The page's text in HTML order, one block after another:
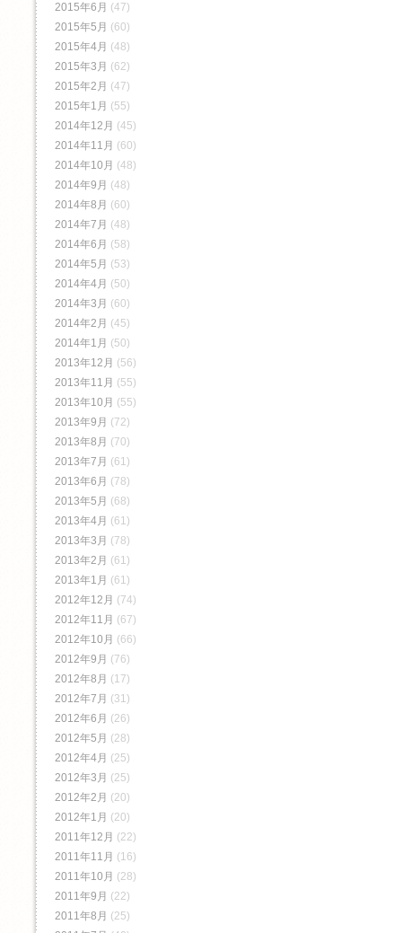
2015年6月 (47)
2015年5月 (60)
2015年4月 (48)
2015年3月 (62)
2015年2月 (47)
2015年1月 (55)
2014年12月 (45)
2014年11月 (60)
2014年10月 (48)
2014年9月 (48)
2014年8月 (60)
2014年7月 (48)
2014年6月 (58)
2014年5月 (53)
2014年4月 (50)
2014年3月 (60)
2014年2月 (45)
2014年1月 (50)
2013年12月 (56)
2013年11月 (55)
2013年10月 (55)
2013年9月 (72)
2013年8月 (70)
2013年7月 (61)
2013年6月 (78)
2013年5月 (68)
2013年4月 (61)
2013年3月 (78)
2013年2月 (61)
2013年1月 (61)
2012年12月 (74)
2012年11月 (67)
2012年10月 (66)
2012年9月 (76)
2012年8月 (17)
2012年7月 (31)
2012年6月 (26)
2012年5月 (28)
2012年4月 (25)
2012年3月 (25)
2012年2月 (20)
2012年1月 (20)
2011年12月 (22)
2011年11月 (16)
2011年10月 (28)
2011年9月 (22)
2011年8月 (25)